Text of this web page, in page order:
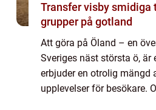
Transfer visby smidiga transporter för
grupper på gotland
Att göra på Öland – en
Sveriges näst största ö, är
erbjuder en otrolig mängd
upplevelser för besökare.